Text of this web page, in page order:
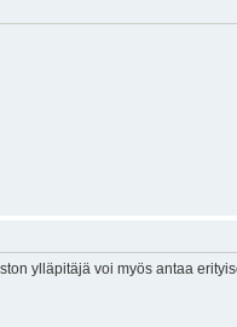
ylläpitäjä voi myös antaa